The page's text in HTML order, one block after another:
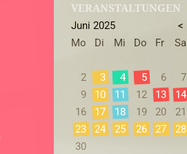
VERANSTALTUNGEN
Juni 2025 <
Mo
Di Mi Do Fr Sa
2
3 4 5 6 7
9
10 11 12 13 14
16
17 18 19 20 21
23
24 25 26 27 28
30